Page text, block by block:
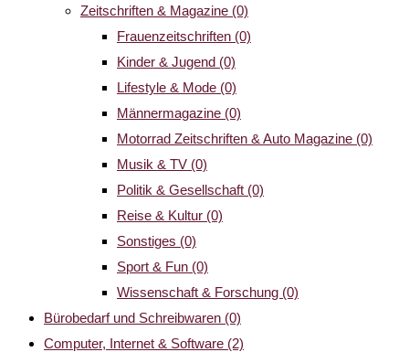
Zeitschriften & Magazine (0)
Frauenzeitschriften (0)
Kinder & Jugend (0)
Lifestyle & Mode (0)
Männermagazine (0)
Motorrad Zeitschriften & Auto Magazine (0)
Musik & TV (0)
Politik & Gesellschaft (0)
Reise & Kultur (0)
Sonstiges (0)
Sport & Fun (0)
Wissenschaft & Forschung (0)
Bürobedarf und Schreibwaren (0)
Computer, Internet & Software (2)